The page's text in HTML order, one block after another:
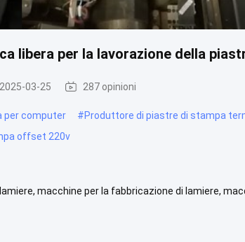
libera per la lavorazione della
2025-03-25 287 opinioni
per computer #Produttore di piastre di stampa
offset 220v
macchine per la fabbricazione di lamiere,